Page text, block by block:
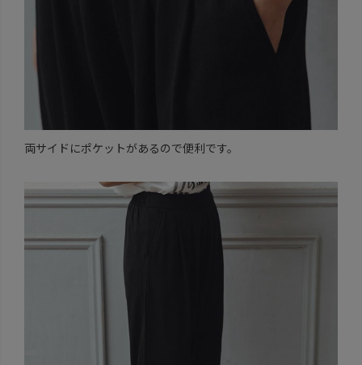
両サイドにポケットがあるので便利です。